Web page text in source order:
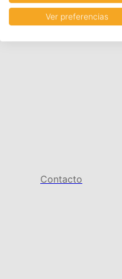
Contacto
Ver preferencias